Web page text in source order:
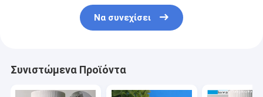
Να συνεχίσει
Συνιστώμενα Προϊόντα